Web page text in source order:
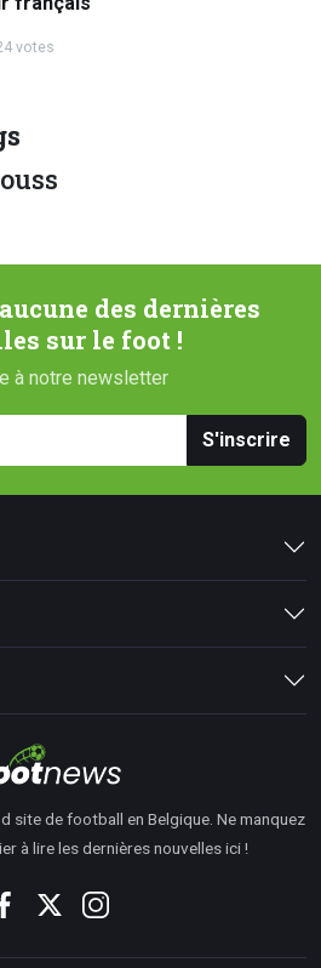
votes
des dernières
sur le foot !
à notre newsletter
S'inscrire
site de football en Belgique. Ne manquez
à lire les dernières nouvelles ici !